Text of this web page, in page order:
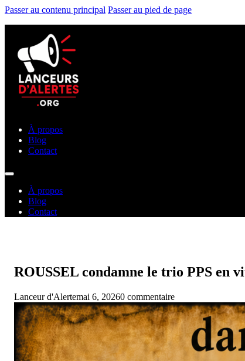
Passer au contenu principal Passer au pied de page
À propos
Blog
Contact
À propos
Blog
Contact
ROUSSEL condamne le trio PPS en
Lanceur d'Alertemai 6, 20260 commentaire